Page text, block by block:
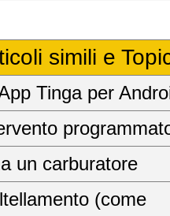
simili e
Tinga per
un carburatore
(come